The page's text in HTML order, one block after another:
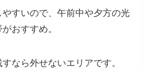
すいので、午前中や夕方の光
おすすめ。
なら外せないエリアです。